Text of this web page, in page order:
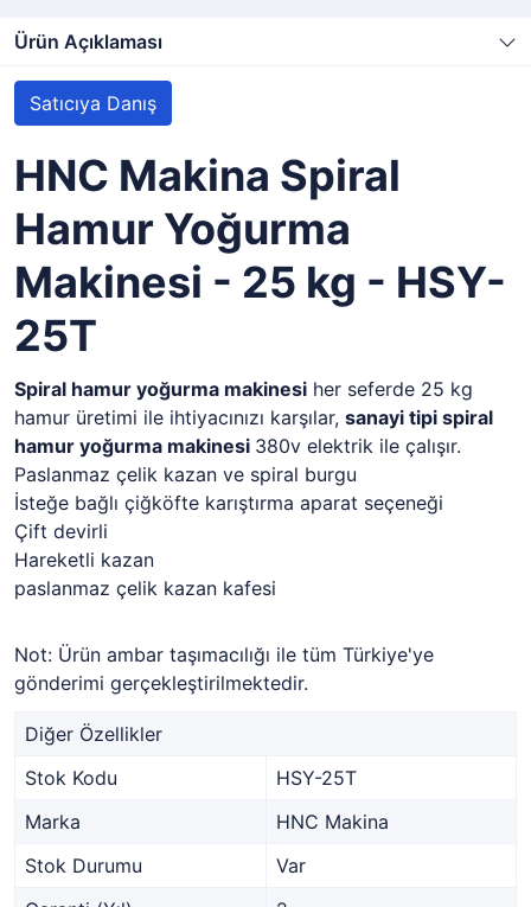
Ürün Açıklaması
Satıcıya Danış
HNC Makina Spiral
Hamur Yoğurma
Makinesi - 25 kg - HSY-
25T
Spiral hamur yoğurma makinesi her seferde 25 kg
hamur üretimi ile ihtiyacınızı karşılar, sanayi tipi spiral
hamur yoğurma makinesi 380v elektrik ile çalışır.
Paslanmaz çelik kazan ve spiral burgu
İsteğe bağlı çiğköfte karıştırma aparat seçeneği
Çift devirli
Hareketli kazan
paslanmaz çelik kazan kafesi
Not: Ürün ambar taşımacılığı ile tüm Türkiye'ye
gönderimi gerçekleştirilmektedir.
Diğer Özellikler
Stok Kodu
HSY-25T
Marka
HNC Makina
Stok Durumu
Var